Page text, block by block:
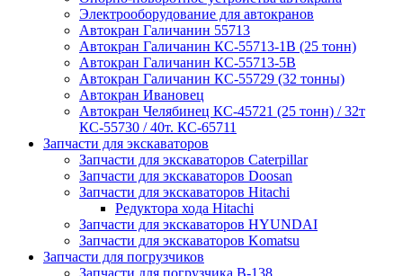
Электрооборудование для автокранов
Автокран Галичанин 55713
Автокран Галичанин КС-55713-1В (25 тонн)
Автокран Галичанин КС-55713-5В
Автокран Галичанин КС-55729 (32 тонны)
Автокран Ивановец
Автокран Челябинец КС-45721 (25 тонн) / 32т
КС-55730 / 40т. КС-65711
Запчасти для экскаваторов
Запчасти для экскаваторов Caterpillar
Запчасти для экскаваторов Doosan
Запчасти для экскаваторов Hitachi
Редуктора хода Hitachi
Запчасти для экскаваторов HYUNDAI
Запчасти для экскаваторов Komatsu
Запчасти для погрузчиков
Запчасти для погрузчика B-138